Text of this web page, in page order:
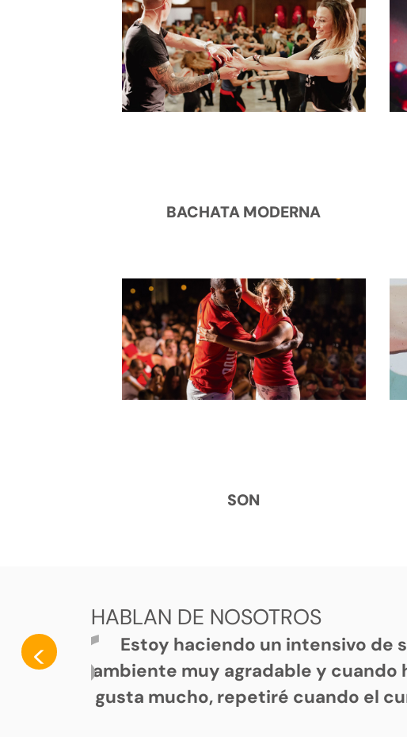
BACHATA MODERNA
SON
HABLAN DE NOSOTROS
<
Estoy haciendo un intensivo de
ambiente muy agradable y cuando
gusta mucho, repetiré cuando el